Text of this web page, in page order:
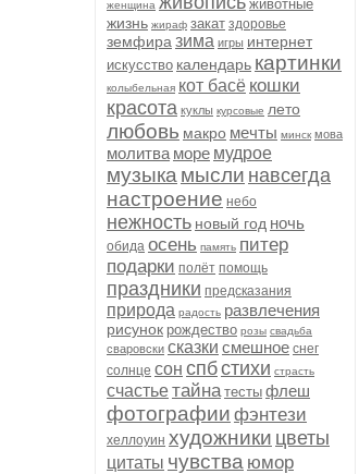
женщина животные
жизнь жираф закат здоровье
земфира зима игры интернет
искусство календарь картинки
колыбельная кот басё кошки
красота куклы курсовые лето
любовь макро мечты минск мова
молитва море мудрое
музыка мысли навсегда
настроение небо
нежность новый год ночь
обида осень память питер
подарки полёт помощь
праздники предсказания
природа радость развлечения
рисунок рождество розы свадьба
сваровски сказки смешное снег
солнце сон спбстихи страсть
счастьетайна тесты флеш
фотографии фэнтези
хеллоуин художники цветы
цитаты чувства юмор